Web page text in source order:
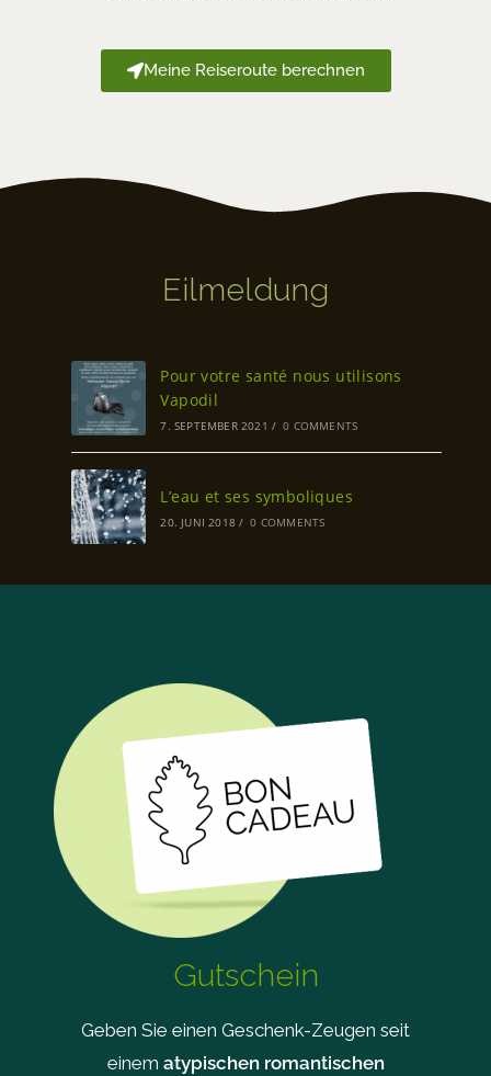
Meine Reiseroute berechnen
Eilmeldung
Pour votre santé nous utilisons
Vapodil
7. SEPTEMBER 2021 / 0 COMMENTS
L’eau et ses symboliques
20. JUNI 2018 / 0 COMMENTS
Gutschein
Geben Sie einen Geschenk-Zeugen seit
einem atypischen romantischen